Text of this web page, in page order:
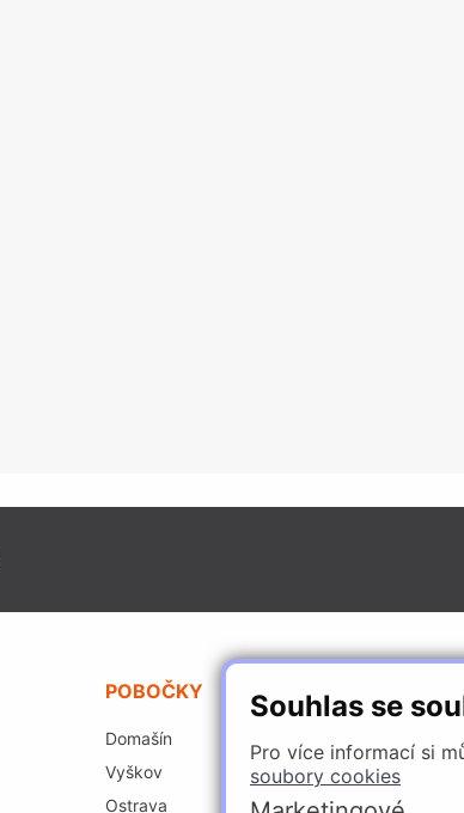
Souhlas se
Pro více informací si
soubory cookies
POBOČKY
Domašín
Vyškov
Ostrava